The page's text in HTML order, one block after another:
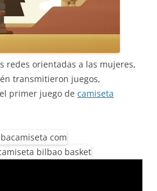
redes orientadas a las mujeres,
transmitieron juegos,
primer juego de camiseta